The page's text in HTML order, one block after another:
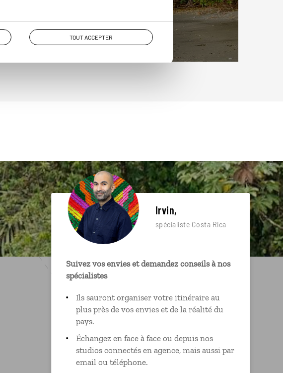
TOUT ACCEPTER
Irvin,
spécialiste Costa Rica
Suivez vos envies et demandez conseils à nos
spécialistes
Ils sauront organiser votre itinéraire au
plus près de vos envies et de la réalité du
pays.
Échangez en face à face ou depuis nos
studios connectés en agence, mais aussi par
email ou téléphone.